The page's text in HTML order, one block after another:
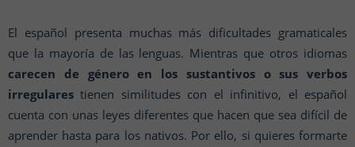
El español presenta muchas más dificultades gramaticales
que la mayoría de las lenguas. Mientras que otros idiomas
carecen de género en los sustantivos o sus verbos
irregulares tienen similitudes con el infinitivo, el español
cuenta con unas leyes diferentes que hacen que sea difícil de
aprender hasta para los nativos. Por ello, si quieres formarte